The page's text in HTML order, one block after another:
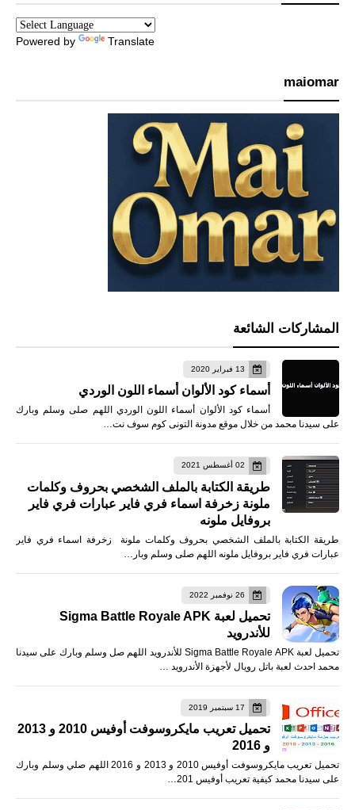
Powered by Translate
maiomar
المشاركات الشائعة
13 فبراير 2020
أسماء كود الألوان أسماء اللون الوردي
أسماء كود الألوان أسماء اللون الوردي اللهم صلى وسلم وبارك
على سيدنا محمد من خلال موقع مدونة التونى كوم سوف نت…
02 أغسطس 2021
طريقة الكتابة بالملف الشخصي بحروف وكلمات
ملونة زخرفة اسماء فري فاير عبارات فري فاير
بروفايل ملونه
طريقة الكتابة بالملف الشخصي بحروف وكلمات ملونة زخرفة اسماء فري فاير
عبارات فري فاير بروفايل ملونه اللهم صلى وسلم وبار…
26 نوفمبر 2022
تحميل لعبة Sigma Battle Royale APK
للأندرويد
تحميل لعبة Sigma Battle Royale APK للأندرويد اللهم صل وسلم وبارك على سيدنا
محمد احدث لعبة باتل رويال لأجهزة الأندرويد …
17 سبتمبر 2019
تحميل تعريب مايكروسوفت أوفيس 2010 و 2013
و 2016
تحميل تعريب مايكروسوفت أوفيس 2010 و 2013 و 2016 اللهم صلي وسلم وبارك
على سيدنا محمد كيفية تعريب أوفيس 201…